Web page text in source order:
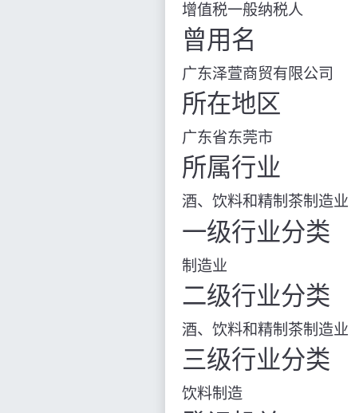
增值税一般纳税人
曾用名
广东泽萱商贸有限公司
所在地区
广东省东莞市
所属行业
酒、饮料和精制茶制造业
一级行业分类
制造业
二级行业分类
酒、饮料和精制茶制造业
三级行业分类
饮料制造